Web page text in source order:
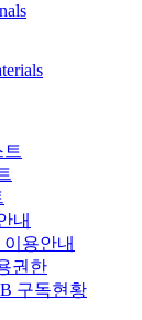
내
용안내
권한
구독현황